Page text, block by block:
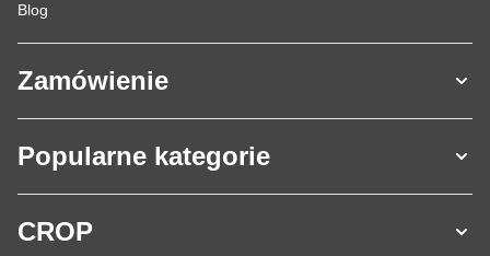
Blog
Zamówienie
Popularne kategorie
CROP